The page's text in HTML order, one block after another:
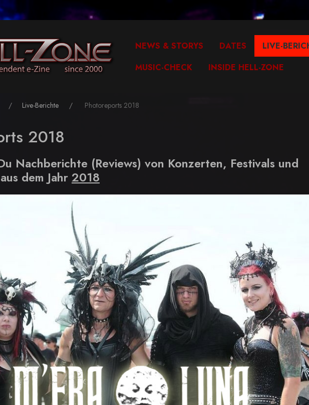
NEWS & STORYS DATES
LIVE-
MUSIC-CHECK
INSIDE HELL-ZONE
Live-Berichte Photoreports 2018
2018
Nachberichte (Reviews) von Konzerten, Festivals und
dem Jahr 2018